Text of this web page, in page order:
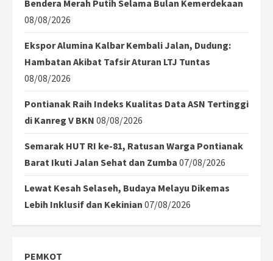
Bendera Merah Putih Selama Bulan Kemerdekaan
08/08/2026
Ekspor Alumina Kalbar Kembali Jalan, Dudung:
Hambatan Akibat Tafsir Aturan LTJ Tuntas
08/08/2026
Pontianak Raih Indeks Kualitas Data ASN Tertinggi
di Kanreg V BKN 08/08/2026
Semarak HUT RI ke-81, Ratusan Warga Pontianak
Barat Ikuti Jalan Sehat dan Zumba 07/08/2026
Lewat Kesah Selaseh, Budaya Melayu Dikemas
Lebih Inklusif dan Kekinian 07/08/2026
PEMKOT